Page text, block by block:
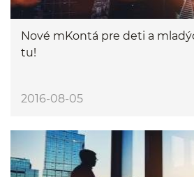
Nové mKontá pre deti a
tu!
2016-08-05